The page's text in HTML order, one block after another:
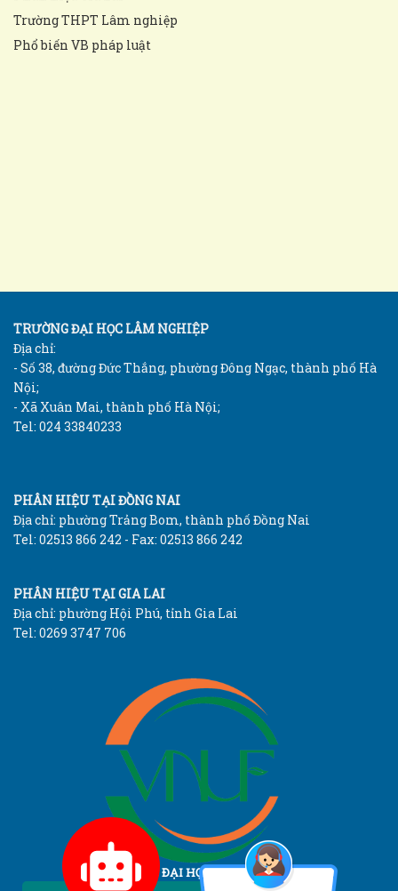
Trường THPT Lâm nghiệp
Phổ biến VB pháp luật
TRƯỜNG ĐẠI HỌC LÂM NGHIỆP
Địa chỉ:
- Số 38, đường Đức Thắng, phường Đông Ngạc, thành phố Hà
Nội;
- Xã Xuân Mai, thành phố Hà Nội;
Tel: 024 33840233
PHÂN HIỆU TẠI ĐỒNG NAI
Địa chỉ: phường Trảng Bom, thành phố Đồng Nai
Tel: 02513 866 242 - Fax: 02513 866 242
PHÂN HIỆU TẠI GIA LAI
Địa chỉ: phường Hội Phú, tỉnh Gia Lai
Tel: 0269 3747 706
TRƯỜNG ĐẠI HỌC LÂM NGHIỆP